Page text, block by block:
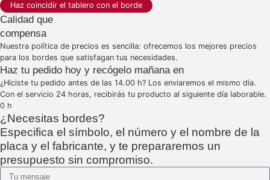
Haz coincidir el tablero con el borde
Calidad que
compensa
Nuestra política de precios es sencilla: ofrecemos los mejores precios
para los bordes que satisfagan tus necesidades.
Haz tu pedido hoy y recógelo mañana en
¿Hiciste tu pedido antes de las 14.00 h? Los enviaremos el mismo día.
Con el servicio 24 horas, recibirás tu producto al siguiente día laborable.
0 h
¿Necesitas bordes?
Especifica el símbolo, el número y el nombre de la
placa y el fabricante, y te prepararemos un
presupuesto sin compromiso.